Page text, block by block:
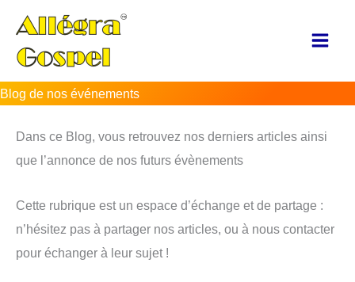
contenu
Blog de nos événements
Dans ce Blog, vous retrouvez nos derniers articles ainsi
que l’annonce de nos futurs évènements
Cette rubrique est un espace d’échange et de partage :
n’hésitez pas à partager nos articles, ou à nous contacter
pour échanger à leur sujet !